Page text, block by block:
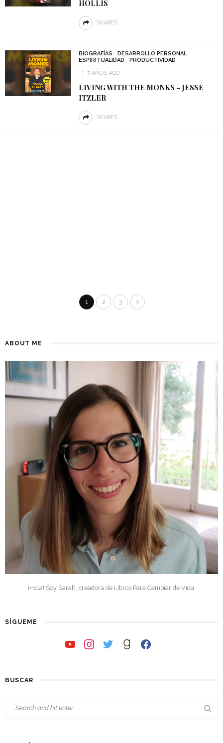
HOLLIS
SHARES
BIOGRAFÍAS
DESARROLLO PERSONAL
ESPIRITUALIDAD
PRODUCTIVIDAD
7 AÑOS AGO
LIVING WITH THE MONKS – JESSE
ITZLER
SHARES
1 2 3
ABOUT ME
¡Hola! Soy Sarah, creadora de Libros Para Cambiar de Vida.
SÍGUEME
youtubeinstagramtwittergoodreadsfacebook
BUSCAR